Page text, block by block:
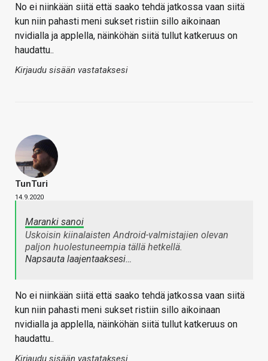
No ei niinkään siitä että saako tehdä jatkossa vaan siitä
kun niin pahasti meni sukset ristiin sillo aikoinaan
nvidialla ja applella, näinköhän siitä tullut katkeruus on
haudattu..
Kirjaudu sisään vastataksesi
TunTuri
14.9.2020
Maranki sanoi
Uskoisin kiinalaisten Android-valmistajien olevan
paljon huolestuneempia tällä hetkellä.
Napsauta laajentaaksesi…
No ei niinkään siitä että saako tehdä jatkossa vaan siitä
kun niin pahasti meni sukset ristiin sillo aikoinaan
nvidialla ja applella, näinköhän siitä tullut katkeruus on
haudattu..
Kirjaudu sisään vastataksesi